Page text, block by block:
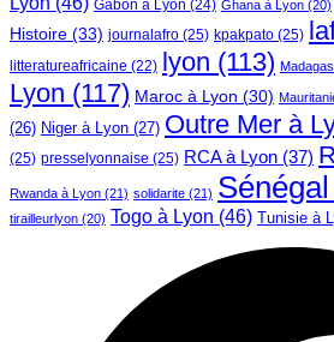
Gabon à Lyon (24) Ghana à Lyon (20)
Histoire (33) journalafro (25) kpakpato (25)
litteratureafricaine (22) lyon (113)
Lyon (117) Maroc à Lyon (30)
(26) Niger à Lyon (27) Outre Mer à
(25) presselyonnaise (25) RCA à Lyon (37)
Rwanda à Lyon (21) solidarite (21)
tirailleurlyon (20) Togo à Lyon (46) Tunisie à